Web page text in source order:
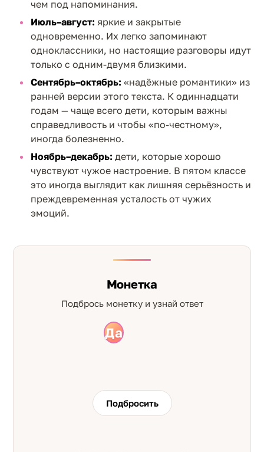
чем под напоминания.
Июль–август: яркие и закрытые
одновременно. Их легко запоминают
одноклассники, но настоящие разговоры идут
только с одним-двумя близкими.
Сентябрь–октябрь: «надёжные романтики» из
ранней версии этого текста. К одиннадцати
годам — чаще всего дети, которым важны
справедливость и чтобы «по-честному»,
иногда болезненно.
Ноябрь–декабрь: дети, которые хорошо
чувствуют чужое настроение. В пятом классе
это иногда выглядит как лишняя серьёзность и
преждевременная усталость от чужих
эмоций.
Монетка
Подбрось монетку и узнай ответ
Да
Нет
Подбросить